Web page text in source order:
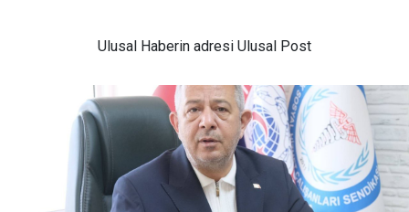
Ulusal Haberin adresi Ulusal Post